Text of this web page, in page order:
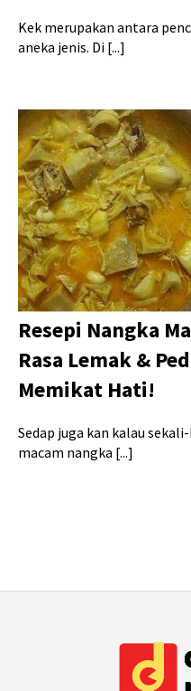
Kek merupakan antara
aneka jenis. Di [...]
Resepi Nangka
Rasa Lemak &
Memikat Hati!
Sedap juga kan kalau
macam nangka [...]